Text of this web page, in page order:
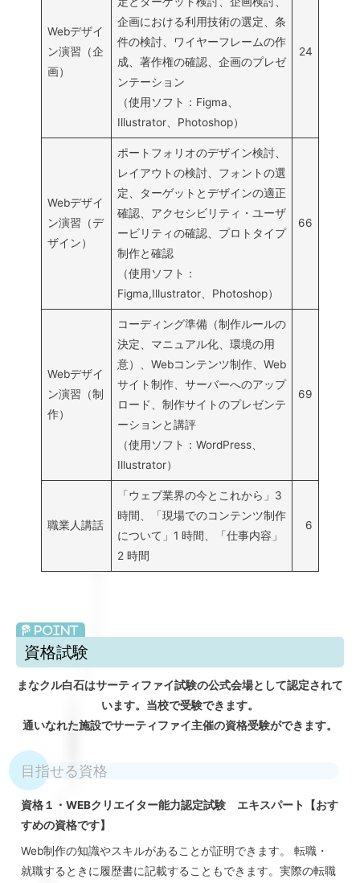
Webデザイ
ン演習（企
画）
企画における利用技術の選定、条
件の検討、ワイヤーフレームの作
成、著作権の確認、企画のプレゼ
ンテーション
（使用ソフト：Figma、
Illustrator、Photoshop）
24
Webデザイ
ン演習（デ
ザイン）
ポートフォリオのデザイン検討、
レイアウトの検討、フォントの選
定、ターゲットとデザインの適正
確認、アクセシビリティ・ユーザ
ービリティの確認、プロトタイプ
制作と確認
（使用ソフト：
Figma,Illustrator、Photoshop）
66
Webデザイ
ン演習（制
作）
コーディング準備（制作ルールの
決定、マニュアル化、環境の用
意）、Webコンテンツ制作、Web
サイト制作、サーバーへのアップ
ロード、制作サイトのプレゼンテ
ーションと講評
（使用ソフト：WordPress、
Illustrator）
69
職業人講話
「ウェブ業界の今とこれから」3
時間、「現場でのコンテンツ制作
について」1 時間、「仕事内容」
2 時間
6
資格試験
まなクル白石はサーティファイ試験の公式会場として認定されて
います。当校で受験できます。
通いなれた施設でサーティファイ主催の資格受験ができます。
目指せる資格
資格１・WEBクリエイター能力認定試験 エキスパート【おす
すめの資格です】
Web制作の知識やスキルがあることが証明できます。 転職・
就職するときに履歴書に記載することもできます。実際の転職